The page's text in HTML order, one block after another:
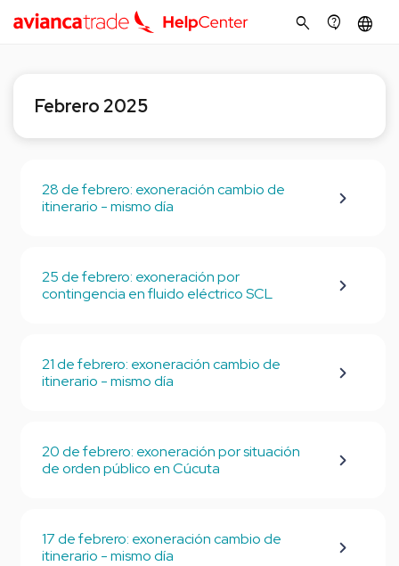
search contact_support language
Febrero 2025
28 de febrero: exoneración cambio de
itinerario - mismo día
25 de febrero: exoneración por
contingencia en fluido eléctrico SCL
21 de febrero: exoneración cambio de
itinerario - mismo día
20 de febrero: exoneración por situación
de orden público en Cúcuta
17 de febrero: exoneración cambio de
itinerario - mismo día